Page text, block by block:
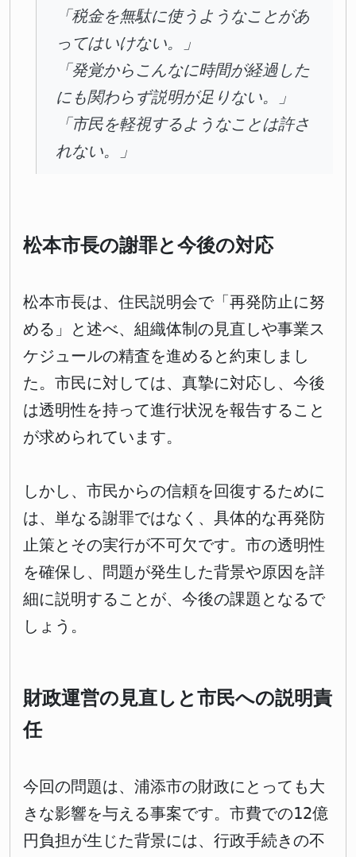
「税金を無駄に使うようなことがあ
ってはいけない。」
「発覚からこんなに時間が経過した
にも関わらず説明が足りない。」
「市民を軽視するようなことは許さ
れない。」
松本市長の謝罪と今後の対応
松本市長は、住民説明会で「再発防止に努
める」と述べ、組織体制の見直しや事業ス
ケジュールの精査を進めると約束しまし
た。市民に対しては、真摯に対応し、今後
は透明性を持って進行状況を報告すること
が求められています。
しかし、市民からの信頼を回復するために
は、単なる謝罪ではなく、具体的な再発防
止策とその実行が不可欠です。市の透明性
を確保し、問題が発生した背景や原因を詳
細に説明することが、今後の課題となるで
しょう。
財政運営の見直しと市民への説明責
任
今回の問題は、浦添市の財政にとっても大
きな影響を与える事案です。市費での12億
円負担が生じた背景には、行政手続きの不